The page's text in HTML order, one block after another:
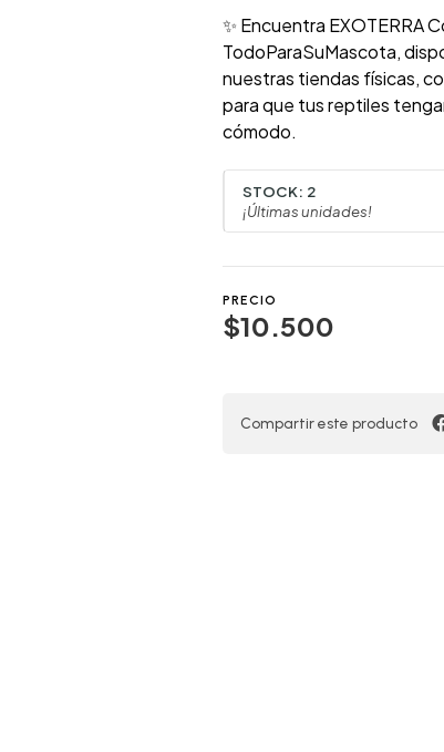
✨ Encuentra EXOTERRA
TodoParaSuMascota,
nuestras tiendas físicas,
para que tus reptiles
cómodo.
STOCK: 2
¡Últimas unidades!
PRECIO
$10.500
Compartir este producto